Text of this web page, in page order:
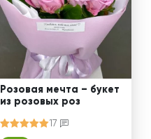
Розовая мечта – букет
из розовых роз
17